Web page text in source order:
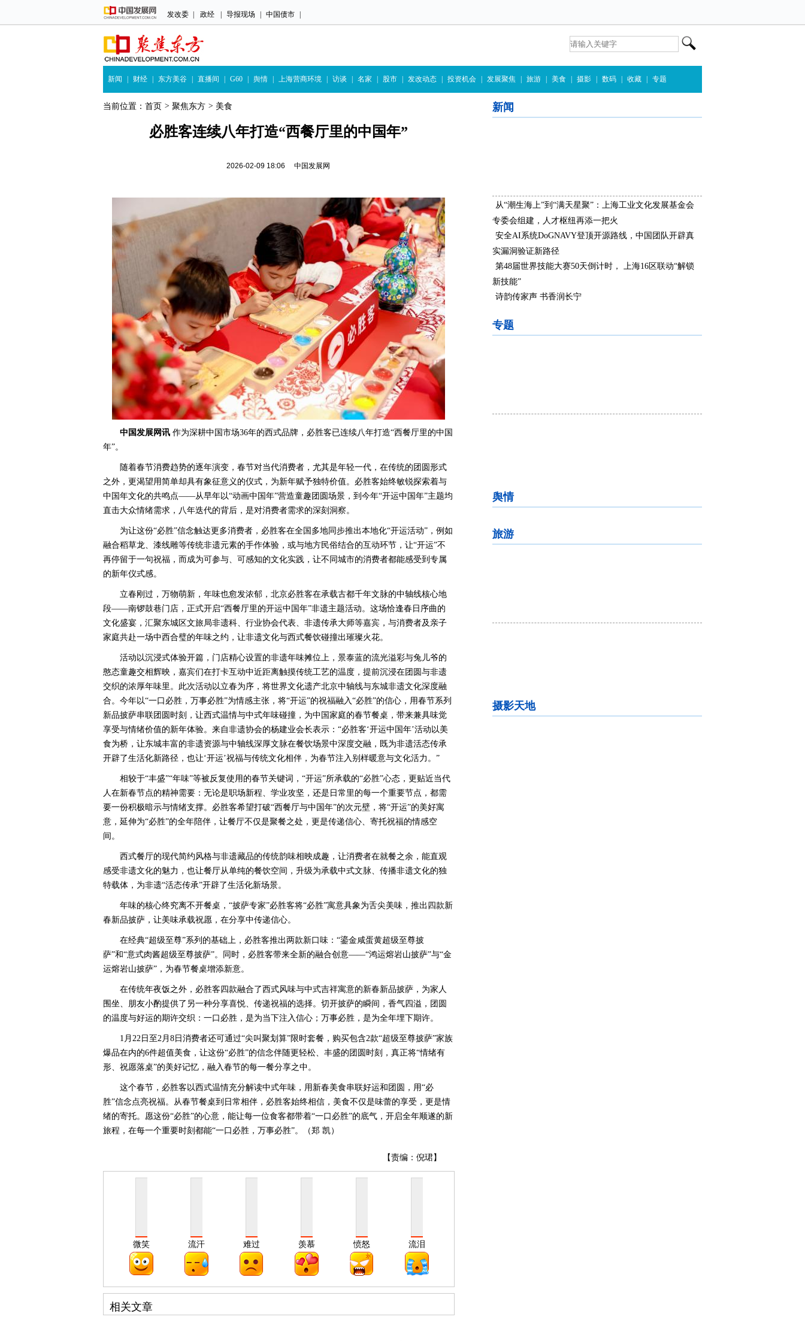
发改委 政经 导报现场 中国债市
新闻 财经 东方美谷 直播间 G60 舆情 上海营商环境 访谈 名家 股市 发改动态 投资机会 发展聚焦 旅游 美食 摄影 数码 收藏 专题
当前位置： 首页 > 聚焦东方 > 美食
必胜客连续八年打造“西餐厅里的中国年”
2026-02-09 18:06 中国发展网
中国发展网讯 作为深耕中国市场36年的西式品牌，必胜客已连续八年打造“西餐厅里的中国
年”。
随着春节消费趋势的逐年演变，春节对当代消费者，尤其是年轻一代，在传统的团圆形式
之外，更渴望用简单却具有象征意义的仪式，为新年赋予独特价值。必胜客始终敏锐探索着与
中国年文化的共鸣点——从早年以“动画中国年”营造童趣团圆场景，到今年“开运中国年”主题均
直击大众情绪需求，八年迭代的背后，是对消费者需求的深刻洞察。
为让这份“必胜”信念触达更多消费者，必胜客在全国多地同步推出本地化“开运活动”，例如
融合稻草龙、漆线雕等传统非遗元素的手作体验，或与地方民俗结合的互动环节，让“开运”不
再停留于一句祝福，而成为可参与、可感知的文化实践，让不同城市的消费者都能感受到专属
的新年仪式感。
立春刚过，万物萌新，年味也愈发浓郁，北京必胜客在承载古都千年文脉的中轴线核心地
段——南锣鼓巷门店，正式开启“西餐厅里的开运中国年”非遗主题活动。这场恰逢春日序曲的
文化盛宴，汇聚东城区文旅局非遗科、行业协会代表、非遗传承大师等嘉宾，与消费者及亲子
家庭共赴一场中西合璧的年味之约，让非遗文化与西式餐饮碰撞出璀璨火花。
活动以沉浸式体验开篇，门店精心设置的非遗年味摊位上，景泰蓝的流光溢彩与兔儿爷的
憨态童趣交相辉映，嘉宾们在打卡互动中近距离触摸传统工艺的温度，提前沉浸在团圆与非遗
交织的浓厚年味里。此次活动以立春为序，将世界文化遗产北京中轴线与东城非遗文化深度融
合。今年以“一口必胜，万事必胜”为情感主张，将“开运”的祝福融入“必胜”的信心，用春节系列
新品披萨串联团圆时刻，让西式温情与中式年味碰撞，为中国家庭的春节餐桌，带来兼具味觉
享受与情绪价值的新年体验。来自非遗协会的杨建业会长表示：“必胜客‘开运中国年’活动以美
食为桥，让东城丰富的非遗资源与中轴线深厚文脉在餐饮场景中深度交融，既为非遗活态传承
开辟了生活化新路径，也让‘开运’祝福与传统文化相伴，为春节注入别样暖意与文化活力。”
相较于“丰盛”“年味”等被反复使用的春节关键词，“开运”所承载的“必胜”心态，更贴近当代
人在新春节点的精神需要：无论是职场新程、学业攻坚，还是日常里的每一个重要节点，都需
要一份积极暗示与情绪支撑。必胜客希望打破“西餐厅与中国年”的次元壁，将“开运”的美好寓
意，延伸为“必胜”的全年陪伴，让餐厅不仅是聚餐之处，更是传递信心、寄托祝福的情感空
间。
西式餐厅的现代简约风格与非遗藏品的传统韵味相映成趣，让消费者在就餐之余，能直观
感受非遗文化的魅力，也让餐厅从单纯的餐饮空间，升级为承载中式文脉、传播非遗文化的独
特载体，为非遗“活态传承”开辟了生活化新场景。
年味的核心终究离不开餐桌，“披萨专家”必胜客将“必胜”寓意具象为舌尖美味，推出四款新
春新品披萨，让美味承载祝愿，在分享中传递信心。
在经典“超级至尊”系列的基础上，必胜客推出两款新口味：“鎏金咸蛋黄超级至尊披
萨”和“意式肉酱超级至尊披萨”。同时，必胜客带来全新的融合创意——“鸿运熔岩山披萨”与“金
运熔岩山披萨”，为春节餐桌增添新意。
在传统年夜饭之外，必胜客四款融合了西式风味与中式吉祥寓意的新春新品披萨，为家人
围坐、朋友小酌提供了另一种分享喜悦、传递祝福的选择。切开披萨的瞬间，香气四溢，团圆
的温度与好运的期许交织：一口必胜，是为当下注入信心；万事必胜，是为全年埋下期许。
1月22日至2月8日消费者还可通过“尖叫聚划算”限时套餐，购买包含2款“超级至尊披萨”家族
爆品在内的6件超值美食，让这份“必胜”的信念伴随更轻松、丰盛的团圆时刻，真正将“情绪有
形、祝愿落桌”的美好记忆，融入春节的每一餐分享之中。
这个春节，必胜客以西式温情充分解读中式年味，用新春美食串联好运和团圆，用“必
胜”信念点亮祝福。从春节餐桌到日常相伴，必胜客始终相信，美食不仅是味蕾的享受，更是情
绪的寄托。愿这份“必胜”的心意，能让每一位食客都带着“一口必胜”的底气，开启全年顺遂的新
旅程，在每一个重要时刻都能“一口必胜，万事必胜”。（郑 凯）
【责编：倪珺】
微笑 流汗 难过 羡慕 愤怒 流泪
相关文章
新闻
从“潮生海上”到“满天星聚”：上海工业文化发展基金会
专委会组建，人才枢纽再添一把火
安全AI系统DoGNAVY登顶开源路线，中国团队开辟真
实漏洞验证新路径
第48届世界技能大赛50天倒计时， 上海16区联动“解锁
新技能”
诗韵传家声 书香润长宁
专题
舆情
旅游
摄影天地